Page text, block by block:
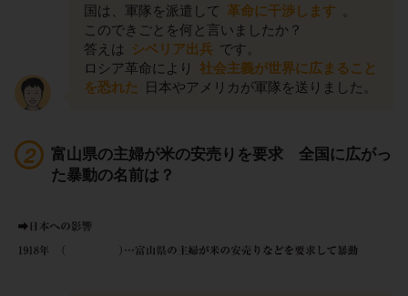
国は、軍隊を派遣して 革命に干渉します
このできごとを何と言いましたか？
答えは
シベリア出兵 です。
ロシア革命により
社会主義が世界に広まること
を恐れた
日本やアメリカが軍隊を送りました。
富山県の主婦が米の安売りを要求 全国に広がっ
た暴動の名前は？